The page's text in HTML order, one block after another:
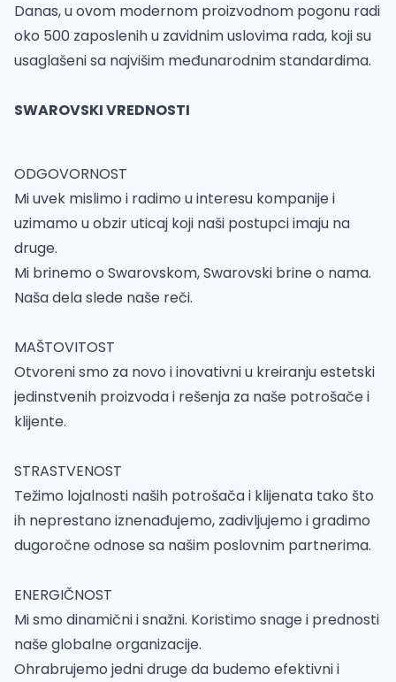
Danas, u ovom modernom proizvodnom pogonu radi
oko 500 zaposlenih u zavidnim uslovima rada, koji su
usaglašeni sa najvišim međunarodnim standardima.
SWAROVSKI VREDNOSTI
ODGOVORNOST
Mi uvek mislimo i radimo u interesu kompanije i
uzimamo u obzir uticaj koji naši postupci imaju na
druge.
Mi brinemo o Swarovskom, Swarovski brine o nama.
Naša dela slede naše reči.
MAŠTOVITOST
Otvoreni smo za novo i inovativni u kreiranju estetski
jedinstvenih proizvoda i rešenja za naše potrošače i
klijente.
STRASTVENOST
Težimo lojalnosti naših potrošača i klijenata tako što
ih neprestano iznenađujemo, zadivljujemo i gradimo
dugoročne odnose sa našim poslovnim partnerima.
ENERGIČNOST
Mi smo dinamični i snažni. Koristimo snage i prednosti
naše globalne organizacije.
Ohrabrujemo jedni druge da budemo efektivni i